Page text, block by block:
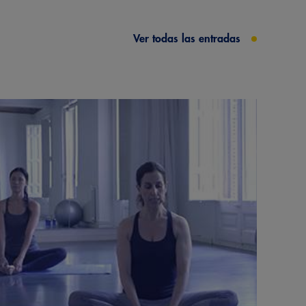
Ver todas las entradas